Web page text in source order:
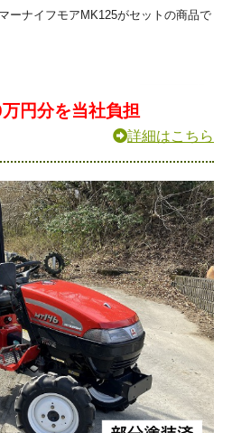
ーナイフモアMK125がセットの商品で
円分を当社負担
詳細はこちら